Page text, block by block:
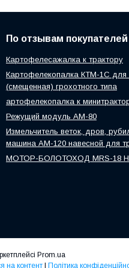
По отзывам покупателей
Картофелесажалка к трактору
Картофелекопалка КТМ-1С для
(смещенная) грохотного типа
артофелекопалка к
Режущий модуль АМ-80
Измельчитель веток, дров,
машина АМ-120 навесной для
МОТОР-БОЛОТОХОД MRS-18
Prom.ua
на контент | Політика